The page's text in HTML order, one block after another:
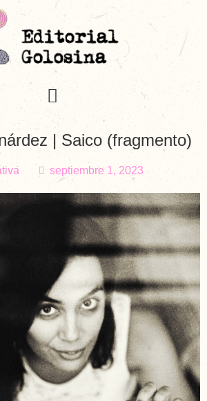
| Saico (fragmento)
septiembre 1, 2023